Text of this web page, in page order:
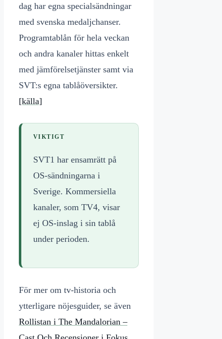
dag har egna specialsändningar
med svenska medaljchanser.
Programtablån för hela veckan
och andra kanaler hittas enkelt
med jämförelsetjänster samt via
SVT:s egna tablåöversikter.
[källa]
VIKTIGT
SVT1 har ensamrätt på
OS-sändningarna i
Sverige. Kommersiella
kanaler, som TV4, visar
ej OS-inslag i sin tablå
under perioden.
För mer om tv-historia och
ytterligare nöjesguider, se även
Rollistan i The Mandalorian –